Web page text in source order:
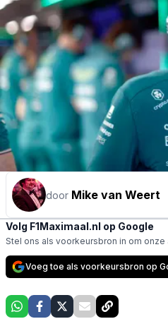
door Mike van Weert
Volg F1Maximaal.nl op Google
Stel ons als voorkeursbron in om
Voeg toe als voorkeursbron op